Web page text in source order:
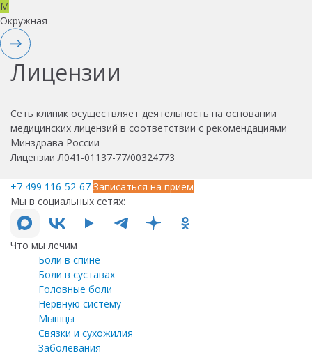
M
Окружная
Лицензии
Сеть клиник осуществляет деятельность на основании
медицинских лицензий в соответствии с рекомендациями
Минздрава России
Лицензии Л041-01137-77/00324773
+7 499 116-52-67 Записаться на прием
Мы в социальных сетях:
Что мы лечим
Боли в спине
Боли в суставах
Головные боли
Нервную систему
Мышцы
Связки и сухожилия
Заболевания